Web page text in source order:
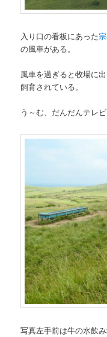
入り口の看板にあった
の風車がある。
風車を過ぎると牧場に
飼育されている。
う～む、だんだんテレ
写真左手前は牛の水飲